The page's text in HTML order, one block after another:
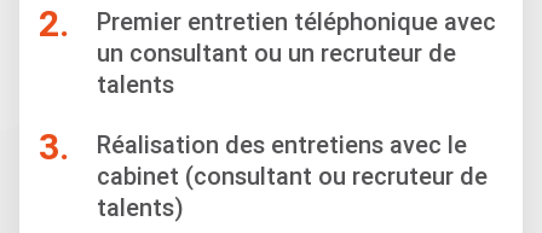
2.
Premier entretien téléphonique avec
un consultant ou un recruteur de
talents
3.
Réalisation des entretiens avec le
cabinet (consultant ou recruteur de
talents)